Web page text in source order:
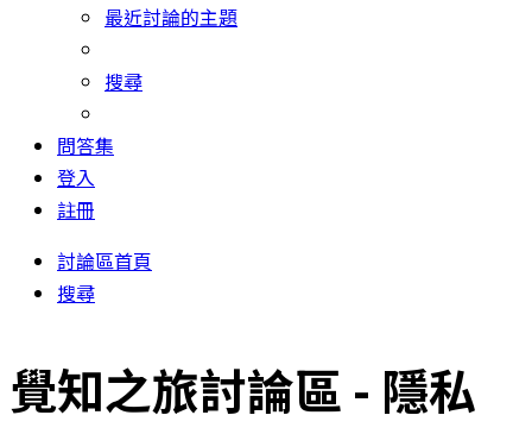
最近討論的主題
搜尋
問答集
登入
註冊
討論區首頁
搜尋
覺知之旅討論區 - 隱私